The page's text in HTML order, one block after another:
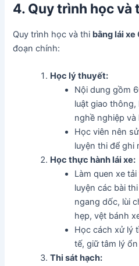
4. Quy trình học và
Quy trình học và thi bằng lái xe
đoạn chính:
Học lý thuyết:
Nội dung gồm
luật giao
nghề nghiệp và
Học viên nên
luyện thi để ghi
Học thực hành lái xe:
Làm quen xe
luyện các bài
ngang dốc, lùi
hẹp, vệt bánh
Học cách xử lý
tế, giữ tâm lý
Thi sát hạch: